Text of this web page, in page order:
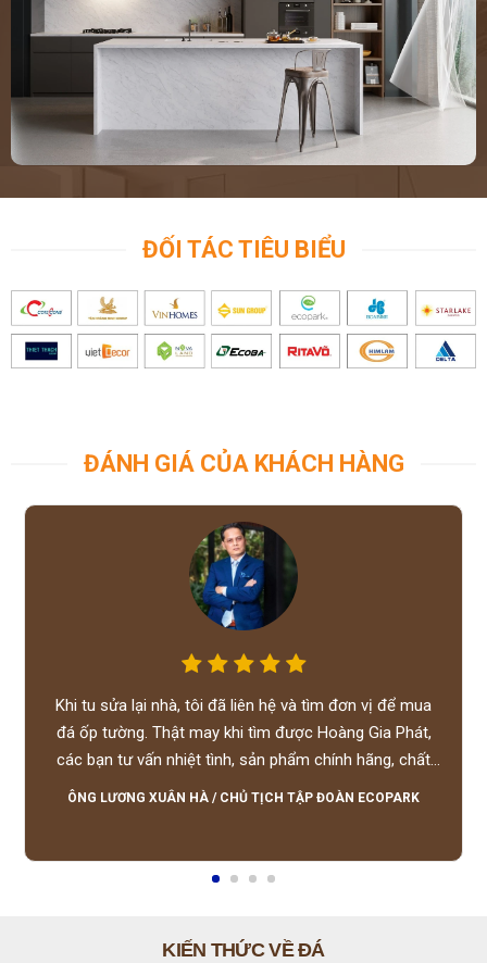
ĐỐI TÁC TIÊU BIỂU
ĐÁNH GIÁ CỦA KHÁCH HÀNG
Khi tu sửa lại nhà, tôi đã liên hệ và tìm đơn vị để mua
đá ốp tường. Thật may khi tìm được Hoàng Gia Phát,
các bạn tư vấn nhiệt tình, sản phẩm chính hãng, chất
lượng tốt, giá hợp lý, hỗ trợ tận tình.
ÔNG LƯƠNG XUÂN HÀ / CHỦ TỊCH TẬP ĐOÀN ECOPARK
KIẾN THỨC VỀ ĐÁ